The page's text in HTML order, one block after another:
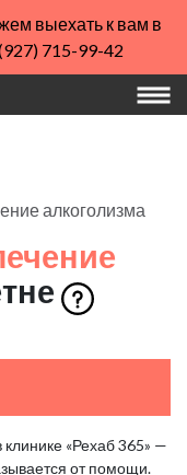
выехать к вам в
715-99-42
алкоголизма
«Рехаб 365» —
от помощи.